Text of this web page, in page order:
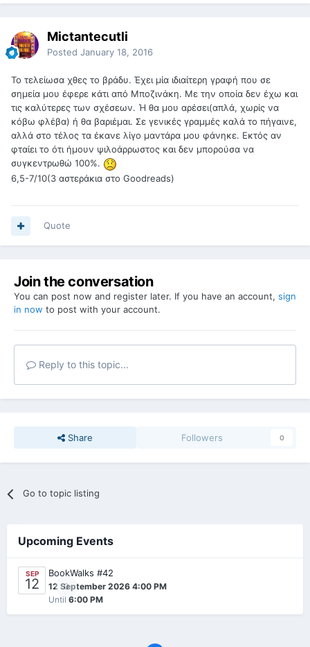
Mictantecutli
Posted January 18, 2016
Το τελείωσα χθες το βράδυ. Έχει μία ιδιαίτερη γραφή που σε
σημεία μου έφερε κάτι από Μποζινάκη. Με την οποία δεν έχω και
τις καλύτερες των σχέσεων. Ή θα μου αρέσει(απλά, χωρίς να
κόβω φλέβα) ή θα βαριέμαι. Σε γενικές γραμμές καλά το πήγαινε,
αλλά στο τέλος τα έκανε λίγο μαντάρα μου φάνηκε. Εκτός αν
φταίει το ότι ήμουν ψιλοάρρωστος και δεν μπορούσα να
συγκεντρωθώ 100%.
6,5-7/10(3 αστεράκια στο Goodreads)
Quote
Join the conversation
You can post now and register later. If you have an account, sign
in now to post with your account.
Reply to this topic...
Share Followers 0
Go to topic listing
Upcoming Events
SEP
12 0
BookWalks #42
12 September 2026 4:00 PM
Until 6:00 PM